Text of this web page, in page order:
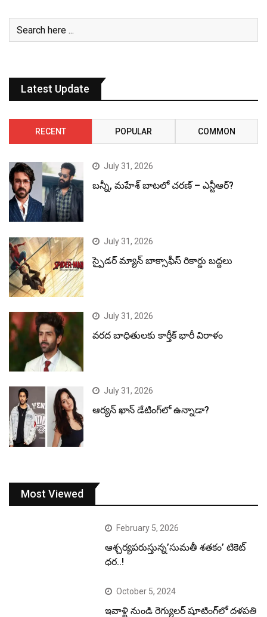
Latest Update
RECENT POPULAR COMMON
July 31, 2026
బన్నీ, మహేశ్ బాటలో చరణ్ – ఎన్టీఆర్?
July 31, 2026
స్పైడర్ మ్యాన్ బాక్సాఫీస్ రికార్డు బద్దలు
July 31, 2026
వరద బాధితులకు కార్తీక్ భారీ విరాళం
July 31, 2026
ఆర్యన్ ఖాన్ డేటింగ్‌లో ఉన్నాడా?
Most Viewed
February 5, 2026
ఆశ్చర్యపరుస్తున్న’సుమతీ శతకం’ టికెట్
ధర..!
October 5, 2024
ఇవాళ్టి నుండి రెగ్యులర్ షూటింగ్‌లో దళపతి